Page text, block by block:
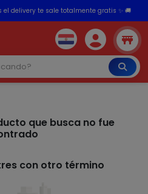
delivery te sale totalmente gratis ✨ 🚚
INTERÉS con tarjetas adheridas!
que busca no fue
con otro término